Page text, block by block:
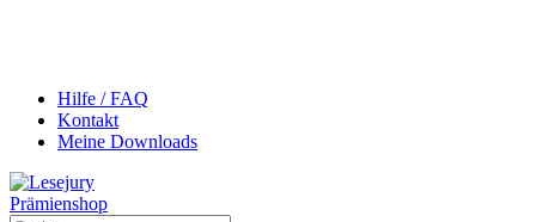
Hilfe / FAQ
Kontakt
Meine Downloads
Prämienshop